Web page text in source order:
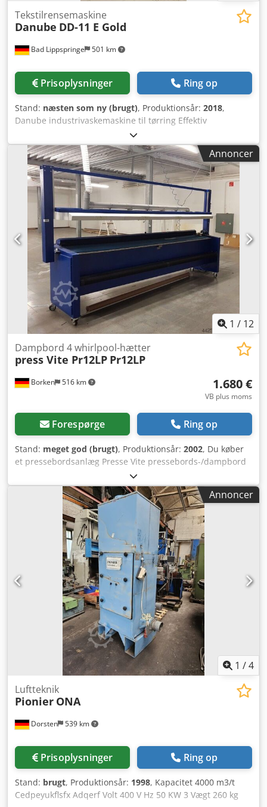
Bad Lippspringe 501 km
Tekstilrensemaskine
Danube DD-11 E Gold
Prisoplysninger Ring op
Stand: næsten som ny (brugt), Produktionsår: 2018,
Danube industrivaskemaskine til tørring Effektiv
tørretumbler med kondensator Velegnet til hoteller,
pensionater og store familier Matchende vaskemaskine er
også tilgængelig 32 Ah tilslutning TOP STAND KAN TAGES I
BRUG MED DET SAMME KONTAKT FOR SPØRGSMÅL TAK PÅ
FORHÅND Codpjc Utidsfx Adqjrf
Annoncer
1 / 12
Borken 516 km
Dampbord 4 whirlpool-hætter
press Vite Pr12LP Pr12LP
1.680 €
VB plus moms
Forespørge Ring op
Stand: meget god (brugt), Produktionsår: 2002, Du køber
et pressebordsanlæg Presse Vite pressebords-/dampbord
med 4 højdejusterbare Whirlpool-hætter og 2
dampgeneratorer Arbejdsbredde ca. 340 cm 9000W
Årgang 2002 223-380V Csdsu Nyu Sopfx Adqsrf Pr12LP
Styring: GE VAT20 U20NOK7S Flere artikler findes i vores
Annoncer
1 /4
Dorsten 539 km
Luftteknik
Pionier ONA
Prisoplysninger Ring op
Stand: brugt, Produktionsår: 1998, Kapacitet 4000 m3/t
Cedpeyukflsfx Adqerf Volt 400 V Hz 50 KW 3 Vægt 260 kg